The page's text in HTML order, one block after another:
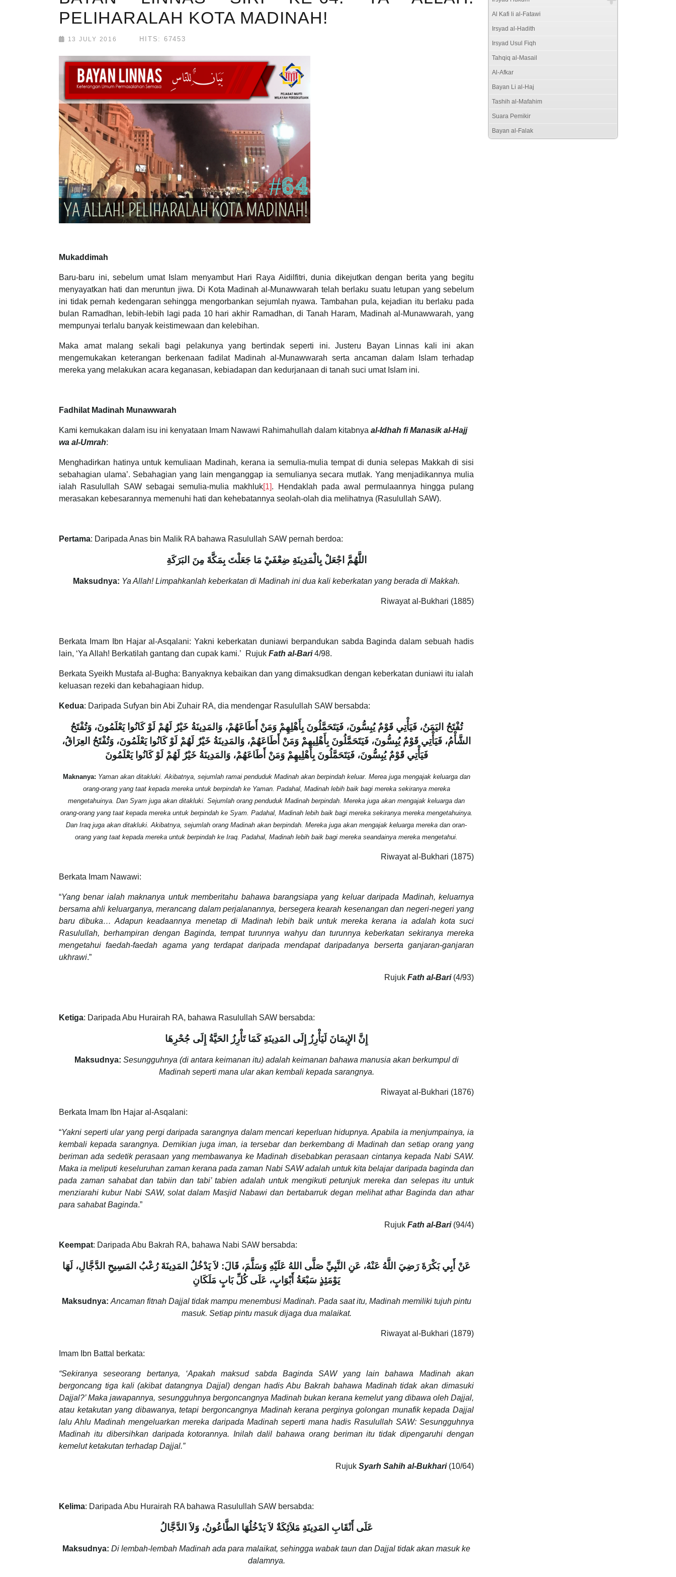
PELIHARALAH KOTA MADINAH!
13 JULY 2016 HITS: 67453
Mukaddimah
Baru-baru ini, sebelum umat Islam menyambut Hari Raya Aidilfitri, dunia dikejutkan dengan berita yang begitu
menyayatkan hati dan meruntun jiwa. Di Kota Madinah al-Munawwarah telah berlaku suatu letupan yang sebelum
ini tidak pernah kedengaran sehingga mengorbankan sejumlah nyawa. Tambahan pula, kejadian itu berlaku pada
bulan Ramadhan, lebih-lebih lagi pada 10 hari akhir Ramadhan, di Tanah Haram, Madinah al-Munawwarah, yang
mempunyai terlalu banyak keistimewaan dan kelebihan.
Maka amat malang sekali bagi pelakunya yang bertindak seperti ini. Justeru Bayan Linnas kali ini akan
mengemukakan keterangan berkenaan fadilat Madinah al-Munawwarah serta ancaman dalam Islam terhadap
mereka yang melakukan acara keganasan, kebiadapan dan kedurjanaan di tanah suci umat Islam ini.
Fadhilat Madinah Munawwarah
Kami kemukakan dalam isu ini kenyataan Imam Nawawi Rahimahullah dalam kitabnya al-Idhah fi Manasik al-Hajj
wa al-Umrah:
Menghadirkan hatinya untuk kemuliaan Madinah, kerana ia semulia-mulia tempat di dunia selepas Makkah di sisi
sebahagian ulama’. Sebahagian yang lain menganggap ia semulianya secara mutlak. Yang menjadikannya mulia
ialah Rasulullah SAW sebagai semulia-mulia makhluk[1]. Hendaklah pada awal permulaannya hingga pulang
merasakan kebesarannya memenuhi hati dan kehebatannya seolah-olah dia melihatnya (Rasulullah SAW).
Pertama: Daripada Anas bin Malik RA bahawa Rasulullah SAW pernah berdoa:
اللَّهُمَّ اجْعَلْ بِالْمَدِينَةِ ضِعْفَيْ مَا جَعَلْتَ بِمَكَّةَ مِنَ البَرَكَةِ
Maksudnya: Ya Allah! Limpahkanlah keberkatan di Madinah ini dua kali keberkatan yang berada di Makkah.
Riwayat al-Bukhari (1885)
Berkata Imam Ibn Hajar al-Asqalani: Yakni keberkatan duniawi berpandukan sabda Baginda dalam sebuah hadis
lain, ‘Ya Allah! Berkatilah gantang dan cupak kami.’ Rujuk Fath al-Bari4/98.
Berkata Syeikh Mustafa al-Bugha: Banyaknya kebaikan dan yang dimaksudkan dengan keberkatan duniawi itu ialah
keluasan rezeki dan kebahagiaan hidup.
Kedua: Daripada Sufyan bin Abi Zuhair RA, dia mendengar Rasulullah SAW bersabda:
تُفْتَحُ اليَمَنُ، فَيَأْتِي قَوْمٌ يُبِسُّونَ، فَيَتَحَمَّلُونَ بِأَهْلِهِمْ وَمَنْ أَطَاعَهُمْ، وَالمَدِينَةُ خَيْرٌ لَهُمْ لَوْ كَانُوا يَعْلَمُونَ، وَتُفْتَحُ
الشَّأْمُ، فَيَأْتِي قَوْمٌ يُبِسُّونَ، فَيَتَحَمَّلُونَ بِأَهْلِيهِمْ وَمَنْ أَطَاعَهُمْ، وَالمَدِينَةُ خَيْرٌ لَهُمْ لَوْ كَانُوا يَعْلَمُونَ، وَتُفْتَحُ العِرَاقُ،
فَيَأْتِي قَوْمٌ يُبِسُّونَ، فَيَتَحَمَّلُونَ بِأَهْلِيهِمْ وَمَنْ أَطَاعَهُمْ، وَالمَدِينَةُ خَيْرٌ لَهُمْ لَوْ كَانُوا يَعْلَمُونَ
Maknanya: Yaman akan ditakluki. Akibatnya, sejumlah ramai penduduk Madinah akan berpindah keluar. Merea juga mengajak keluarga dan
orang-orang yang taat kepada mereka untuk berpindah ke Yaman. Padahal, Madinah lebih baik bagi mereka sekiranya mereka
mengetahuinya. Dan Syam juga akan ditakluki. Sejumlah orang penduduk Madinah berpindah. Mereka juga akan mengajak keluarga dan
orang-orang yang taat kepada mereka untuk berpindah ke Syam. Padahal, Madinah lebih baik bagi mereka sekiranya mereka mengetahuinya.
Dan Iraq juga akan ditakluki. Akibatnya, sejumlah orang Madinah akan berpindah. Mereka juga akan mengajak keluarga mereka dan oran-
orang yang taat kepada mereka untuk berpindah ke Iraq. Padahal, Madinah lebih baik bagi mereka seandainya mereka mengetahui.
Riwayat al-Bukhari (1875)
Berkata Imam Nawawi:
“Yang benar ialah maknanya untuk memberitahu bahawa barangsiapa yang keluar daripada Madinah, keluarnya
bersama ahli keluarganya, merancang dalam perjalanannya, bersegera kearah kesenangan dan negeri-negeri yang
baru dibuka… Adapun keadaannya menetap di Madinah lebih baik untuk mereka kerana ia adalah kota suci
Rasulullah, berhampiran dengan Baginda, tempat turunnya wahyu dan turunnya keberkatan sekiranya mereka
mengetahui faedah-faedah agama yang terdapat daripada mendapat daripadanya berserta ganjaran-ganjaran
ukhrawi.”
Rujuk Fath al-Bari(4/93)
Ketiga: Daripada Abu Hurairah RA, bahawa Rasulullah SAW bersabda:
إِنَّ الإِيمَانَ لَيَأْرِزُ إِلَى المَدِينَةِ كَمَا تَأْرِزُ الحَيَّةُ إِلَى جُحْرِهَا
Maksudnya: Sesungguhnya (di antara keimanan itu) adalah keimanan bahawa manusia akan berkumpul di
Madinah seperti mana ular akan kembali kepada sarangnya.
Riwayat al-Bukhari (1876)
Berkata Imam Ibn Hajar al-Asqalani:
“Yakni seperti ular yang pergi daripada sarangnya dalam mencari keperluan hidupnya. Apabila ia menjumpainya, ia
kembali kepada sarangnya. Demikian juga iman, ia tersebar dan berkembang di Madinah dan setiap orang yang
beriman ada sedetik perasaan yang membawanya ke Madinah disebabkan perasaan cintanya kepada Nabi SAW.
Maka ia meliputi keseluruhan zaman kerana pada zaman Nabi SAW adalah untuk kita belajar daripada baginda dan
pada zaman sahabat dan tabiin dan tabi’ tabien adalah untuk mengikuti petunjuk mereka dan selepas itu untuk
menziarahi kubur Nabi SAW, solat dalam Masjid Nabawi dan bertabarruk degan melihat athar Baginda dan athar
para sahabat Baginda.”
Rujuk Fath al-Bari(94/4)
Keempat: Daripada Abu Bakrah RA, bahawa Nabi SAW bersabda:
عَنْ أَبِي بَكْرَةَ رَضِيَ اللَّهُ عَنْهُ، عَنِ النَّبِيِّ صَلَّى اللهُ عَلَيْهِ وَسَلَّمَ، قَالَ: لاَ يَدْخُلُ المَدِينَةَ رُعْبُ المَسِيحِ الدَّجَّالِ، لَهَا
يَوْمَئِذٍ سَبْعَةُ أَبْوَابٍ، عَلَى كُلِّ بَابٍ مَلَكَانِ
Maksudnya: Ancaman fitnah Dajjal tidak mampu menembusi Madinah. Pada saat itu, Madinah memiliki tujuh pintu
masuk. Setiap pintu masuk dijaga dua malaikat.
Riwayat al-Bukhari (1879)
Imam Ibn Battal berkata:
“Sekiranya seseorang bertanya, ‘Apakah maksud sabda Baginda SAW yang lain bahawa Madinah akan
bergoncang tiga kali (akibat datangnya Dajjal) dengan hadis Abu Bakrah bahawa Madinah tidak akan dimasuki
Dajjal?’ Maka jawapannya, sesungguhnya bergoncangnya Madinah bukan kerana kemelut yang dibawa oleh Dajjal,
atau ketakutan yang dibawanya, tetapi bergoncangnya Madinah kerana perginya golongan munafik kepada Dajjal
lalu Ahlu Madinah mengeluarkan mereka daripada Madinah seperti mana hadis Rasulullah SAW: Sesungguhnya
Madinah itu dibersihkan daripada kotorannya. Inilah dalil bahawa orang beriman itu tidak dipengaruhi dengan
kemelut ketakutan terhadap Dajjal.”
Rujuk Syarh Sahih al-Bukhari(10/64)
Kelima: Daripada Abu Hurairah RA bahawa Rasulullah SAW bersabda:
عَلَى أَنْقَابِ المَدِينَةِ مَلاَئِكَةٌ لاَ يَدْخُلُهَا الطَّاعُونُ، وَلاَ الدَّجَّالُ
Maksudnya: Di lembah-lembah Madinah ada para malaikat, sehingga wabak taun dan Dajjal tidak akan masuk ke
dalamnya.
Al Kafi li al-Fatawi
Irsyad al-Hadith
Irsyad Usul Fiqh
Tahqiq al-Masail
Al-Afkar
Bayan Li al-Haj
Tashih al-Mafahim
Suara Pemikir
Bayan al-Falak